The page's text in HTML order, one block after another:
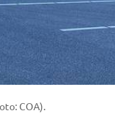
COA).